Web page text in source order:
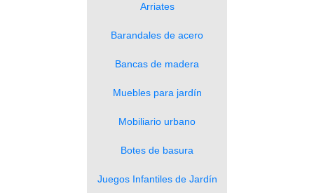
Arriates
Barandales de acero
Bancas de madera
Muebles para jardín
Mobiliario urbano
Botes de basura
Juegos Infantiles de Jardín